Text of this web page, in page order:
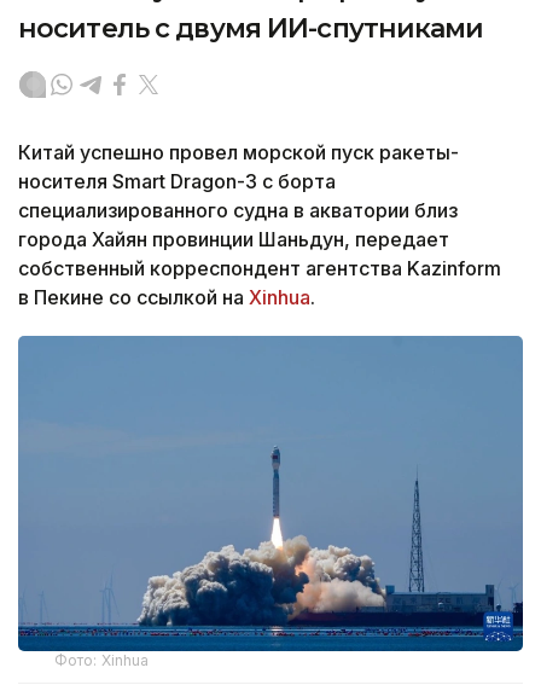
носитель с двумя ИИ-спутниками
Китай успешно провел морской пуск ракеты-
носителя Smart Dragon-3 с борта
специализированного судна в акватории близ
города Хайян провинции Шаньдун, передает
собственный корреспондент агентства Kazinform
в Пекине со ссылкой на Xinhua.
Фото: Xinhua